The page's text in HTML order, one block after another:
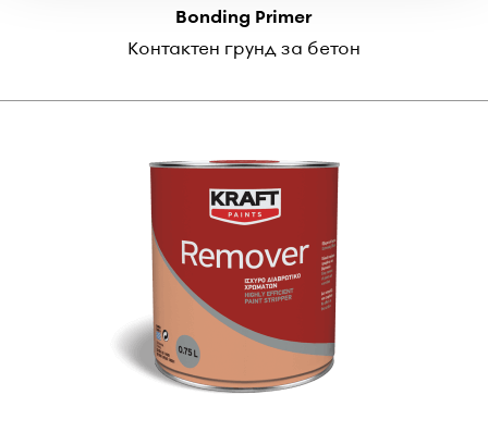
Bonding Primer
Контактен грунд за бетон